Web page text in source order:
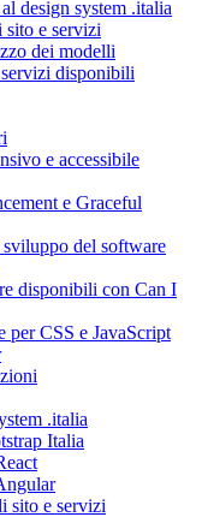
design system .italia
sito e servizi
dei modelli
disponibili
e accessibile
e Graceful
del software
disponibili con Can I
per CSS e JavaScript
.italia
Italia
sito e servizi